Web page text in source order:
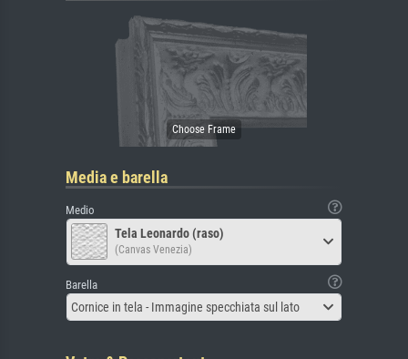
Media e barella
Medio
Tela Leonardo (raso)
(Canvas Venezia)
Barella
Cornice in tela - Immagine specchiata sul lato